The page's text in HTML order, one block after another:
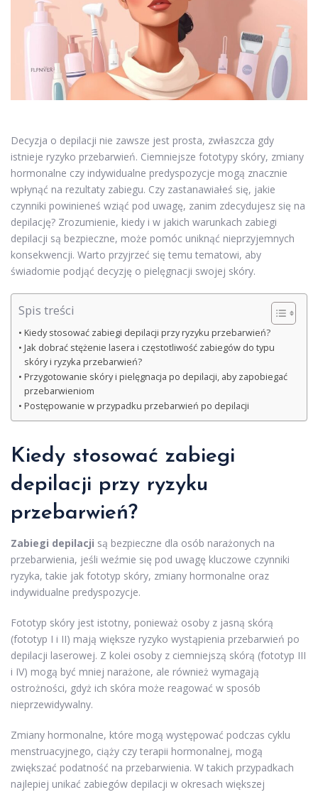
Decyzja o depilacji nie zawsze jest prosta, zwłaszcza gdy
istnieje ryzyko przebarwień. Ciemniejsze fototypy skóry, zmiany
hormonalne czy indywidualne predyspozycje mogą znacznie
wpłynąć na rezultaty zabiegu. Czy zastanawiałeś się, jakie
czynniki powinieneś wziąć pod uwagę, zanim zdecydujesz się na
depilację? Zrozumienie, kiedy i w jakich warunkach zabiegi
depilacji są bezpieczne, może pomóc uniknąć nieprzyjemnych
konsekwencji. Warto przyjrzeć się temu tematowi, aby
świadomie podjąć decyzję o pielęgnacji swojej skóry.
Spis treści
Kiedy stosować zabiegi depilacji przy ryzyku przebarwień?
Jak dobrać stężenie lasera i częstotliwość zabiegów do typu
skóry i ryzyka przebarwień?
Przygotowanie skóry i pielęgnacja po depilacji, aby zapobiegać
przebarwieniom
Postępowanie w przypadku przebarwień po depilacji
Kiedy stosować zabiegi
depilacji przy ryzyku
przebarwień?
Zabiegi depilacji są bezpieczne dla osób narażonych na
przebarwienia, jeśli weźmie się pod uwagę kluczowe czynniki
ryzyka, takie jak fototyp skóry, zmiany hormonalne oraz
indywidualne predyspozycje.
Fototyp skóry jest istotny, ponieważ osoby z jasną skórą
(fototyp I i II) mają większe ryzyko wystąpienia przebarwień po
depilacji laserowej. Z kolei osoby z ciemniejszą skórą (fototyp III
i IV) mogą być mniej narażone, ale również wymagają
ostrożności, gdyż ich skóra może reagować w sposób
nieprzewidywalny.
Zmiany hormonalne, które mogą występować podczas cyklu
menstruacyjnego, ciąży czy terapii hormonalnej, mogą
zwiększać podatność na przebarwienia. W takich przypadkach
najlepiej unikać zabiegów depilacji w okresach większej